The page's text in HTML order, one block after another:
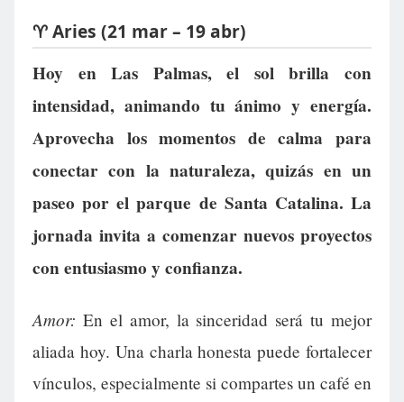
♈ Aries (21 mar – 19 abr)
Hoy en Las Palmas, el sol brilla con
intensidad, animando tu ánimo y energía.
Aprovecha los momentos de calma para
conectar con la naturaleza, quizás en un
paseo por el parque de Santa Catalina. La
jornada invita a comenzar nuevos proyectos
con entusiasmo y confianza.
Amor: En el amor, la sinceridad será tu mejor
aliada hoy. Una charla honesta puede fortalecer
vínculos, especialmente si compartes un café en